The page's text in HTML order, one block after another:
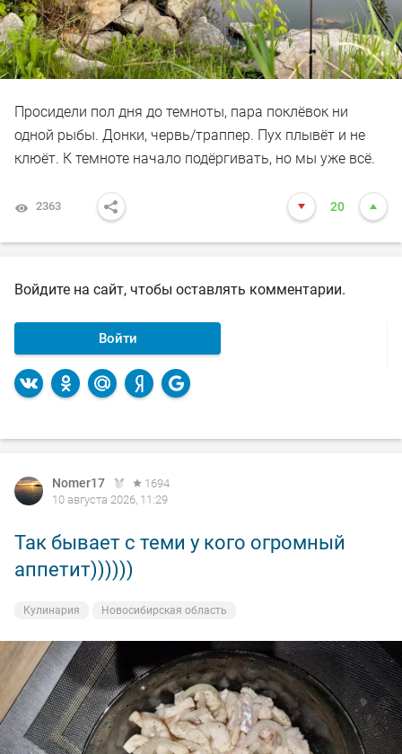
Просидели пол дня до темноты, пара поклёвок ни
одной рыбы. Донки, червь/траппер. Пух плывёт и не
клюёт. К темноте начало подёргивать, но мы уже всё.
2363 20
Войдите на сайт, чтобы оставлять комментарии.
Войти
Nomer17
1694
10 августа 2026, 11:29
Так бывает с теми у кого огромный
аппетит))))))
Кулинария Новосибирская область